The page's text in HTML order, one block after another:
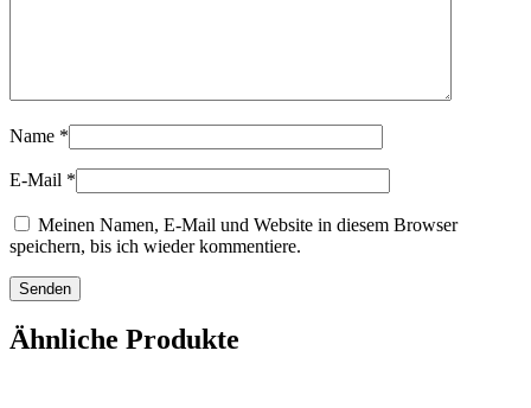
Name *
E-Mail *
Meinen Namen, E-Mail und Website in diesem Browser
speichern, bis ich wieder kommentiere.
Ähnliche Produkte